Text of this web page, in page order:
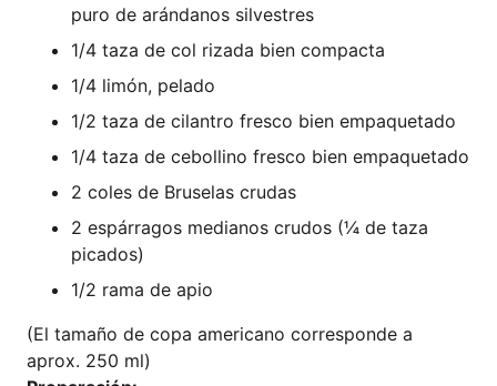
puro de aránd­a­nos silvestres
1/4 taza de col rizada bien compacta
1/4 limón, pelado
1/2 taza de cil­an­tro fres­co bien empaquetado
1/4 taza de cebol­li­no fres­co bien empaquetado
2 coles de Bruse­las crudas
2 espár­ra­gos media­nos cru­dos (¼ de taza
picados)
1/2 rama de apio
(El tama­ño de copa ame­ri­ca­no cor­re­spon­de a
aprox. 250 ml)